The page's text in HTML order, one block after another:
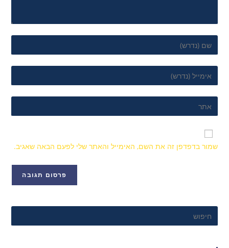
שמור בדפדפן זה את השם, האימייל והאתר שלי לפעם הבאה שאגיב.